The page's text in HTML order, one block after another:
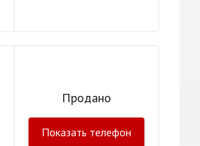
Продано
Показать телефон